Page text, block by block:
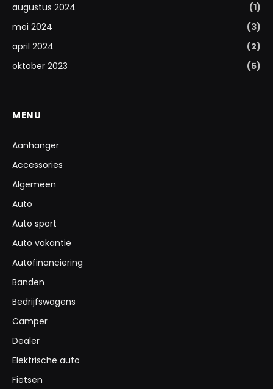
augustus 2024
(1)
mei 2024
(3)
april 2024
(2)
oktober 2023
(5)
MENU
Aanhanger
Accessories
Algemeen
Auto
Auto sport
Auto vakantie
Autofinanciering
Banden
Bedrijfswagens
Camper
Dealer
Elektrische auto
Fietsen